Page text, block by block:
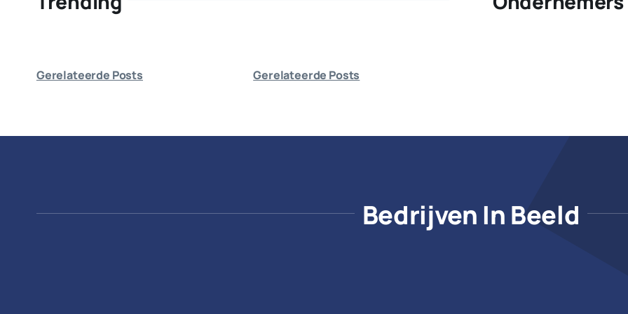
Gerelateerde Posts Gerelateerde Posts
Bedrijven In Beeld